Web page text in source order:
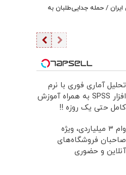
/ حمله جدایی‌طلبان به
تحلیل آماری فوری با نرم
افزار SPSS به همراه آموزش
کامل حتی یک روزه !!
وام ۳ میلیاردی، ویژه
صاحبان فروشگاه‌های
آنلاین و حضوری